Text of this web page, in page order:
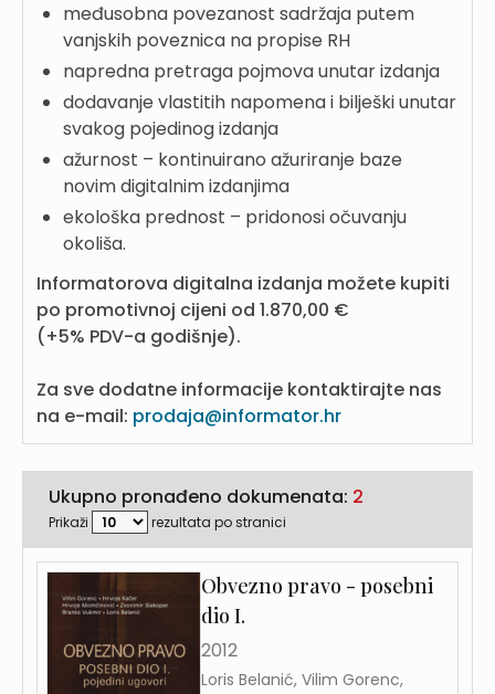
međusobna povezanost sadržaja putem
vanjskih poveznica na propise RH
napredna pretraga pojmova unutar izdanja
dodavanje vlastitih napomena i bilješki unutar
svakog pojedinog izdanja
ažurnost – kontinuirano ažuriranje baze
novim digitalnim izdanjima
ekološka prednost – pridonosi očuvanju
okoliša.
Informatorova digitalna izdanja možete kupiti
po promotivnoj cijeni od 1.870,00 €
(+5% PDV-a godišnje).
Za sve dodatne informacije kontaktirajte nas
na e-mail: prodaja@informator.hr
Ukupno pronađeno dokumenata: 2
Prikaži rezultata po stranici
Obvezno pravo - posebni
dio I.
2012
Loris Belanić, Vilim Gorenc,